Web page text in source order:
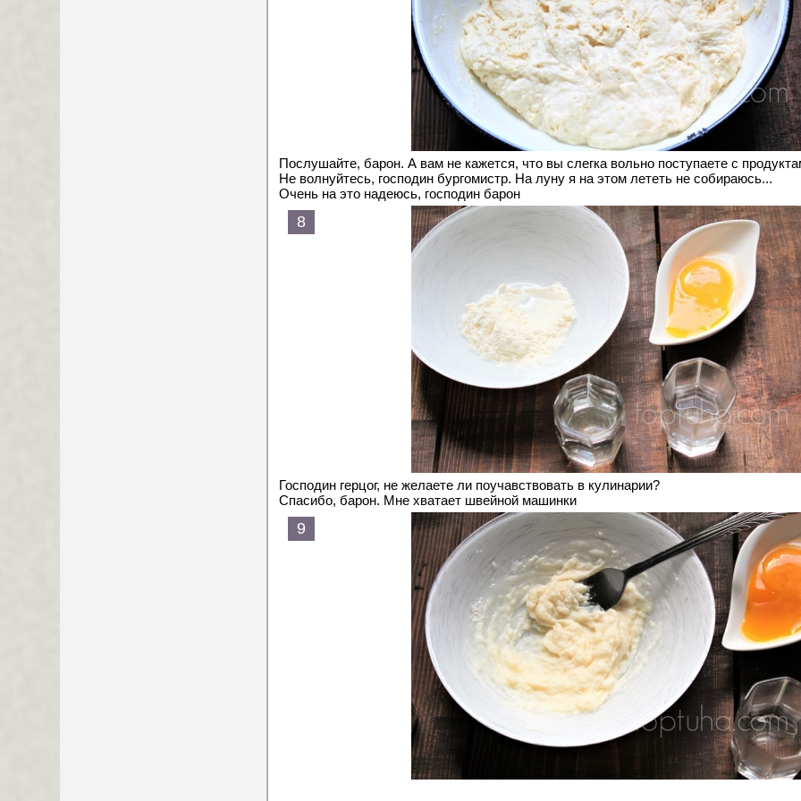
Послушайте, барон. А вам не кажется, что вы слегка вольно поступаете с
Не волнуйтесь, господин бургомистр. На луну я на этом лететь не собираюсь...
Очень на это надеюсь, господин барон
8
Господин герцог, не желаете ли поучавствовать в кулинарии?
Спасибо, барон. Мне хватает швейной машинки
9